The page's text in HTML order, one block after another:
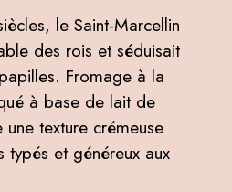
le Saint-Marcellin
des rois et séduisait
Fromage à la
à base de lait de
texture crémeuse
et généreux aux